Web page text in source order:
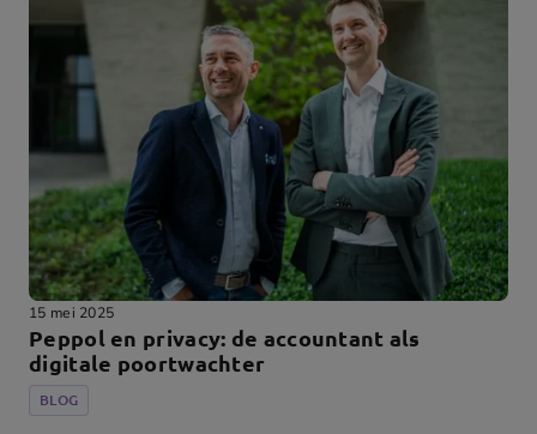
15 mei 2025
Peppol en privacy: de accountant als
digitale poortwachter
BLOG